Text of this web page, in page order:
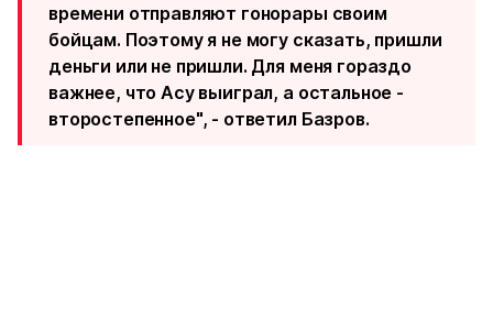
времени отправляют гонорары своим
бойцам. Поэтому я не могу сказать, пришли
деньги или не пришли. Для меня гораздо
важнее, что Асу выиграл, а остальное -
второстепенное", - ответил Базров.